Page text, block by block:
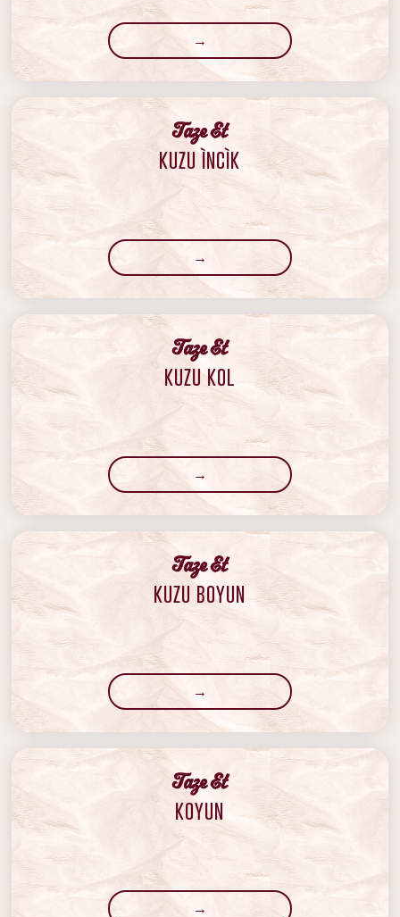
→
‍Taze Et
KUZU ÌNCÌK
→
‍Taze Et
KUZU KOL
→
‍Taze Et
KUZU BOYUN
→
‍Taze Et
KOYUN
→